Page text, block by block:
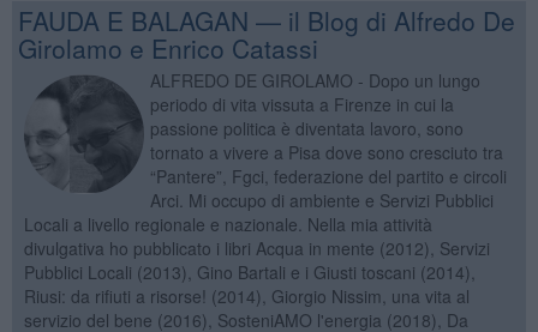
FAUDA E BALAGAN — il Blog di Alfredo De
Girolamo e Enrico Catassi
ALFREDO DE GIROLAMO - Dopo un lungo
periodo di vita vissuta a Firenze in cui la
passione politica è diventata lavoro, sono
tornato a vivere a Pisa dove sono cresciuto tra
“Pantere”, Fgci, federazione del partito e circoli
Arci. Mi occupo di ambiente e Servizi Pubblici
Locali a livello regionale e nazionale. Nella mia attività
divulgativa ho pubblicato i libri Acqua in mente (2012), Servizi
Pubblici Locali (2013), Gino Bartali e i Giusti toscani (2014),
Riusi: da rifiuti a risorse! (2014), Giorgio Nissim, una vita al
servizio del bene (2016), SosteniAMO l'energia (2018), Da